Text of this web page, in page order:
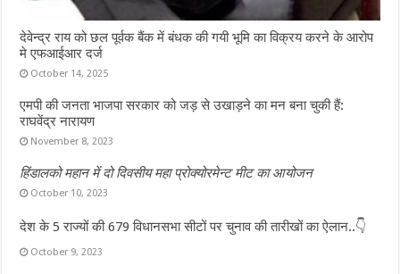
देवेन्द्र राय को छल पूर्वक बैंक में बंधक की गयी भूमि का विक्रय करने के आरोप
मे एफआईआर दर्ज
October 14, 2025
एमपी की जनता भाजपा सरकार को जड़ से उखाड़ने का मन बना चुकी हैं:
राघवेंद्र नारायण
November 8, 2023
हिंडालको महान में दो दिवसीय महा प्रोक्योरमेन्ट मीट का आयोजन
October 10, 2023
देश के 5 राज्यों की 679 विधानसभा सीटों पर चुनाव की तारीखों का ऐलान..👇
October 9, 2023